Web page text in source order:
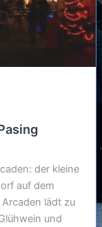
der kleine
auf dem
lädt zu
und